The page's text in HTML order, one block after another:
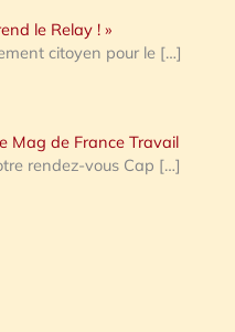
le Relay ! »
citoyen pour le […]
Mag de France Travail
rendez-vous Cap […]